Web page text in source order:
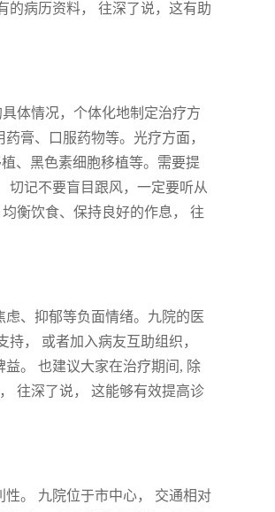
的病历资料， 往深了说，这有助
体情况，个体化地制定治疗方
膏、口服药物等。光疗方面，
、黑色素细胞移植等。需要提
切记不要盲目跟风，一定要听从
衡饮食、保持良好的作息， 往
、抑郁等负面情绪。九院的医
， 或者加入病友互助组织，
。 也建议大家在治疗期间, 除
往深了说， 这能够有效提高诊
。 九院位于市中心， 交通相对